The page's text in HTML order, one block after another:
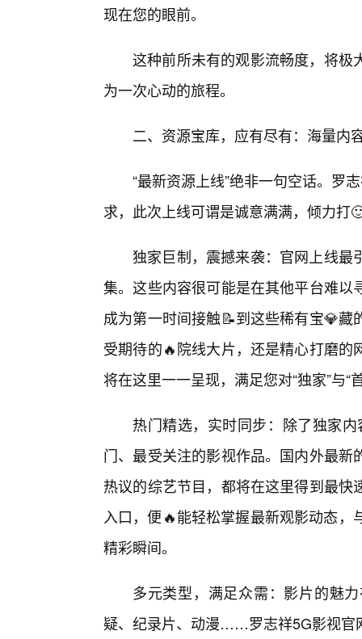
现在您的眼前。
这种前所未有的观影流畅度，将极
为一次心动的旅程。
二、资源宝库，应有尽有：海量内
“最新资源上线”绝非一句空话。罗
求，此次上线可谓是诚意满满，倾力打
独家巨制，震撼来袭：官网上线最
集。这些内容很可能是在其他平台难
成为第一时间接触📝到这些稀有宝💎
受期待的🔥院线大片，还是精心打磨
将在这里一一呈现，满足您对“独家”与“
热门精选，实时同步：除了独家
门、最受关注的影视作品。国内外最
热议的综艺节目，都将在这里得到最
入口，便🔥能轻松掌握最新观影动态
精彩瞬间。
多元类型，满足众需：影片的魅
疑、纪录片、动漫……罗志祥5G影视官